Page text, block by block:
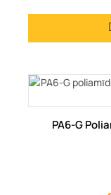
PA6-G